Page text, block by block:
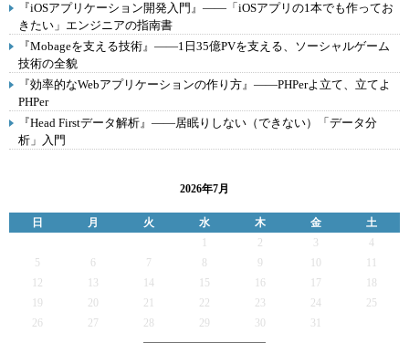
『iOSアプリケーション開発入門』――「iOSアプリの1本でも作ってお
きたい」エンジニアの指南書
『Mobageを支える技術』――1日35億PVを支える、ソーシャルゲーム
技術の全貌
『効率的なWebアプリケーションの作り方』――PHPerよ立て、立てよ
PHPer
『Head Firstデータ解析』――居眠りしない（できない）「データ分
析」入門
2026年7月
日 月 火 水 木 金
土
2 3
4
5
6 7 9
12
13 14 15 16 17
19
20 21 22 23 24
25
26
27 28 29 30 31